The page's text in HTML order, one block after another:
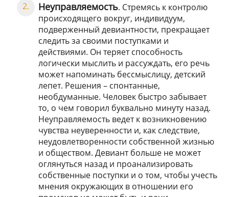
Неуправляемость. Стремясь к контролю
происходящего вокруг, индивидуум,
подверженный девиантности, прекращает
следить за своими поступками и
действиями. Он теряет способность
логически мыслить и рассуждать, его речь
может напоминать бессмыслицу, детский
лепет. Решения – спонтанные,
необдуманные. Человек быстро забывает
то, о чем говорил буквально минуту назад.
Неуправляемость ведет к возникновению
чувства неуверенности и, как следствие,
неудовлетворенности собственной жизнью
и обществом. Девиант больше не может
оглянуться назад и проанализировать
собственные поступки и о том, чтобы учесть
мнения окружающих в отношении его